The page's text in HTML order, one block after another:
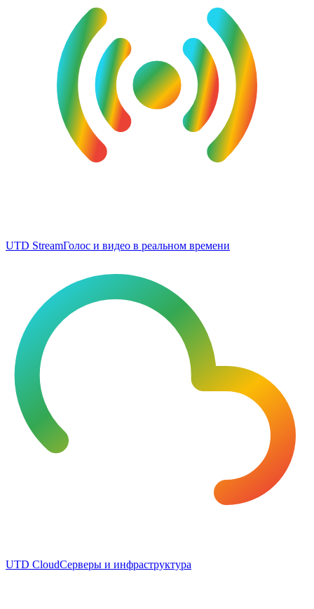
UTD StreamГолос и видео в реальном времени
UTD CloudСерверы и инфраструктура